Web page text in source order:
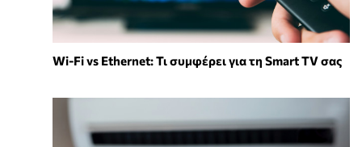
Wi-Fi vs Ethernet: Τι συμφέρει για τη Smart TV σας